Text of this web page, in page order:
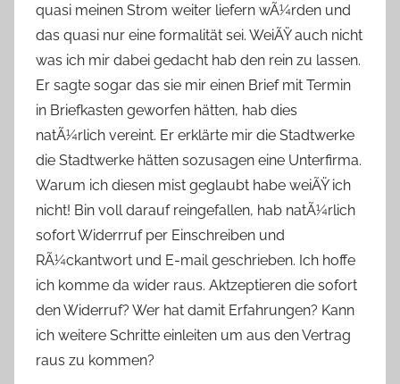
quasi meinen Strom weiter liefern wÃ¼rden und
das quasi nur eine formalität sei. WeiÃŸ auch nicht
was ich mir dabei gedacht hab den rein zu lassen.
Er sagte sogar das sie mir einen Brief mit Termin
in Briefkasten geworfen hätten, hab dies
natÃ¼rlich vereint. Er erklärte mir die Stadtwerke
die Stadtwerke hätten sozusagen eine Unterfirma.
Warum ich diesen mist geglaubt habe weiÃŸ ich
nicht! Bin voll darauf reingefallen, hab natÃ¼rlich
sofort Widerrruf per Einschreiben und
RÃ¼ckantwort und E-mail geschrieben. Ich hoffe
ich komme da wider raus. Aktzeptieren die sofort
den Widerruf? Wer hat damit Erfahrungen? Kann
ich weitere Schritte einleiten um aus den Vertrag
raus zu kommen?